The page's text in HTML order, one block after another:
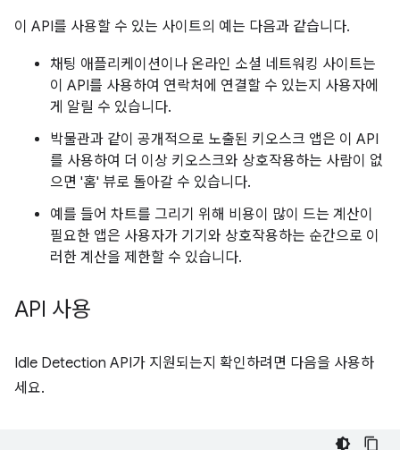
이 API를 사용할 수 있는 사이트의 예는 다음과 같습니다.
채팅 애플리케이션이나 온라인 소셜 네트워킹 사이트는
이 API를 사용하여 연락처에 연결할 수 있는지 사용자에
게 알릴 수 있습니다.
박물관과 같이 공개적으로 노출된 키오스크 앱은 이 API
를 사용하여 더 이상 키오스크와 상호작용하는 사람이 없
으면 '홈' 뷰로 돌아갈 수 있습니다.
예를 들어 차트를 그리기 위해 비용이 많이 드는 계산이
필요한 앱은 사용자가 기기와 상호작용하는 순간으로 이
러한 계산을 제한할 수 있습니다.
API 사용
Idle Detection API가 지원되는지 확인하려면 다음을 사용하
세요.